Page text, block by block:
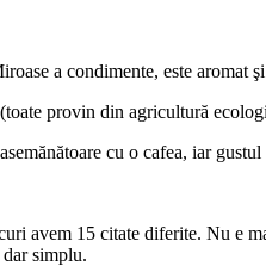
a condimente, este
provin din agricultură
cu o cafea, iar
avem 15 citate diferite. Nu e
simplu.